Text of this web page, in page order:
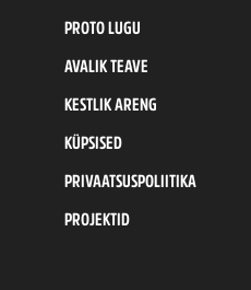
PROTO LUGU
AVALIK TEAVE
KESTLIK ARENG
KÜPSISED
PRIVAATSUSPOLIITIKA
PROJEKTID